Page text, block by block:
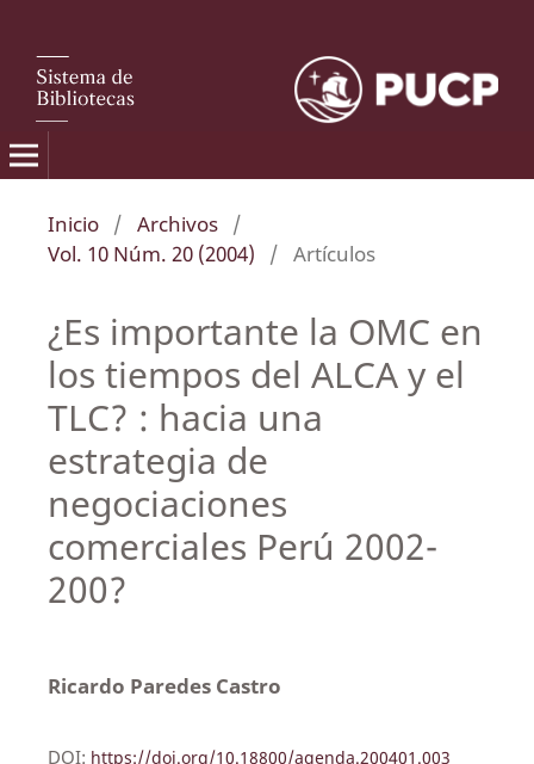
Inicio / Archivos /
Vol. 10 Núm. 20 (2004)
/ Artículos
¿Es importante la OMC en
los tiempos del ALCA y el
TLC? : hacia una
estrategia de
negociaciones
comerciales Perú 2002-
200?
Ricardo Paredes Castro
DOI: https://doi.org/10.18800/agenda.200401.003